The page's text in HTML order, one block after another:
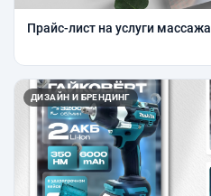
Прайс-лист на услуги массажа
ДИЗАЙН И БРЕНДИНГ